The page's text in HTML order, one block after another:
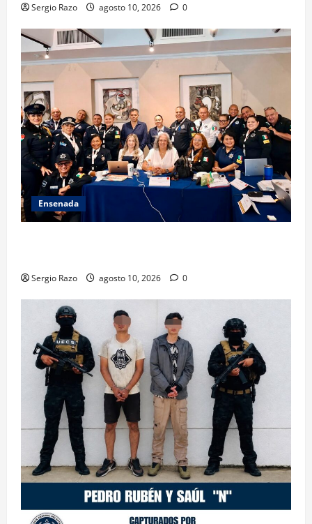
Sergio Razo agosto 10, 2026 0
Ensenada
Sergio Razo agosto 10, 2026 0